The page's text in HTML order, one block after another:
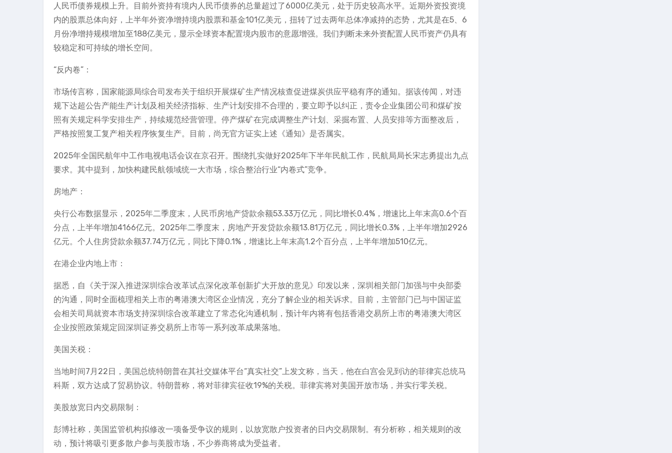
人民币债券规模上升。目前外资持有境内人民币债券的总量超过了6000亿美元，处于历史较高水平。近期外资投资境
内的股票总体向好，上半年外资净增持境内股票和基金101亿美元，扭转了过去两年总体净减持的态势，尤其是在5、6
月份净增持规模增加至188亿美元，显示全球资本配置境内股市的意愿增强。我们判断未来外资配置人民币资产仍具有
较稳定和可持续的增长空间。
“反内卷”：
市场传言称，国家能源局综合司发布关于组织开展煤矿生产情况核查促进煤炭供应平稳有序的通知。据该传闻，对违
规下达超公告产能生产计划及相关经济指标、生产计划安排不合理的，要立即予以纠正，责令企业集团公司和煤矿按
照有关规定科学安排生产，持续规范经营管理。停产煤矿在完成调整生产计划、采掘布置、人员安排等方面整改后，
严格按照复工复产相关程序恢复生产。目前，尚无官方证实上述《通知》是否属实。
2025年全国民航年中工作电视电话会议在京召开。围绕扎实做好2025年下半年民航工作，民航局局长宋志勇提出九点
要求。其中提到，加快构建民航领域统一大市场，综合整治行业“内卷式”竞争。
房地产：
央行公布数据显示，2025年二季度末，人民币房地产贷款余额53.33万亿元，同比增长0.4%，增速比上年末高0.6个百
分点，上半年增加4166亿元。2025年二季度末，房地产开发贷款余额13.81万亿元，同比增长0.3%，上半年增加2926
亿元。个人住房贷款余额37.74万亿元，同比下降0.1%，增速比上年末高1.2个百分点，上半年增加510亿元。
在港企业内地上市：
据悉，自《关于深入推进深圳综合改革试点深化改革创新扩大开放的意见》印发以来，深圳相关部门加强与中央部委
的沟通，同时全面梳理相关上市的粤港澳大湾区企业情况，充分了解企业的相关诉求。目前，主管部门已与中国证监
会相关司局就资本市场支持深圳综合改革建立了常态化沟通机制，预计年内将有包括香港交易所上市的粤港澳大湾区
企业按照政策规定回深圳证券交易所上市等一系列改革成果落地。
美国关税：
当地时间7月22日，美国总统特朗普在其社交媒体平台“真实社交”上发文称，当天，他在白宫会见到访的菲律宾总统马
科斯，双方达成了贸易协议。特朗普称，将对菲律宾征收19%的关税。菲律宾将对美国开放市场，并实行零关税。
美股放宽日内交易限制：
彭博社称，美国监管机构拟修改一项备受争议的规则，以放宽散户投资者的日内交易限制。有分析称，相关规则的改
动，预计将吸引更多散户参与美股市场，不少券商将成为受益者。